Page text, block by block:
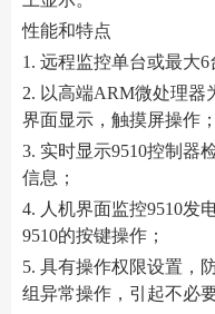
性能和特点
1. 远程监控单台或最大6
2. 以高端ARM微处理器
界面显示，触摸屏操作；
3. 实时显示9510控制器
信息；
4. 人机界面监控9510发
9510的按键操作；
5. 具有操作权限设置，
组异常操作，引起不必